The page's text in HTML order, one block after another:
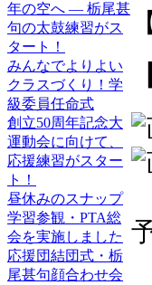
年の空へ ― 栃尾甚
句の太鼓練習がス
タート！
みんなでよりよい
クラスづくり！学
級委員任命式
創立50周年記念大
運動会に向けて、
応援練習がスター
ト！
昼休みのスナップ
学習参観・PTA総
会を実施しました
応援団結団式・栃
尾甚句顔合わせ会